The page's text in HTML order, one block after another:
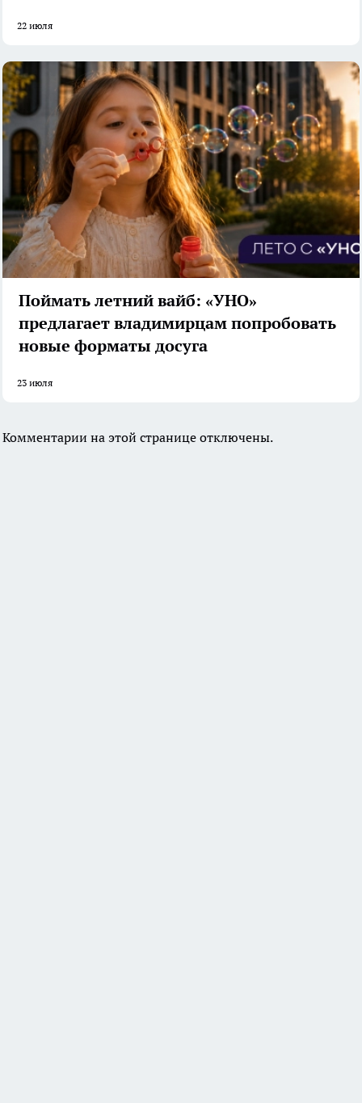
22 июля
Поймать летний вайб: «УНО»
предлагает владимирцам попробовать
новые форматы досуга
23 июля
Комментарии на этой странице отключены.